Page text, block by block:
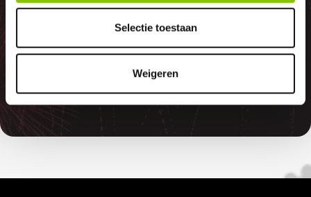
Selectie toestaan
Weigeren
Indien er in 2026 weer een landelijk
vuurwerkverbod is, storten wij de
betaalde bedragen automatisch
terug